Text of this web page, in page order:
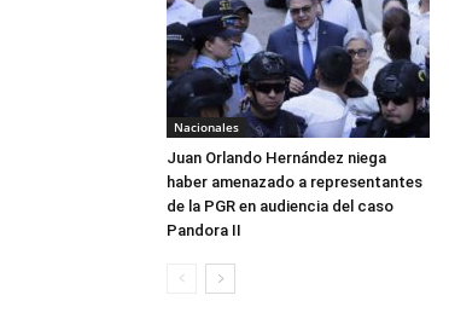
Nacionales
Juan Orlando Hernández niega
haber amenazado a representantes
de la PGR en audiencia del caso
Pandora II